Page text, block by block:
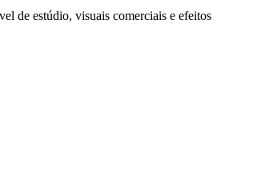
de estúdio, visuais comerciais e efeitos